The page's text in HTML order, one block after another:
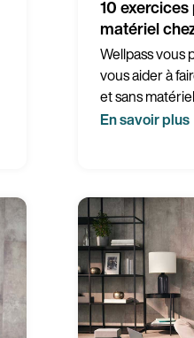
10
matériel
Wellpass vous
vous aider à
et sans
En savoir plus